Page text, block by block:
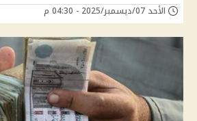
الأحد 07/ديسمبر/2025 - 04:30 م